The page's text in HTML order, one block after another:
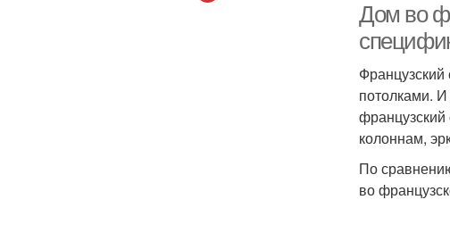
Дом во
потолками.
французский
колоннам,
По
во